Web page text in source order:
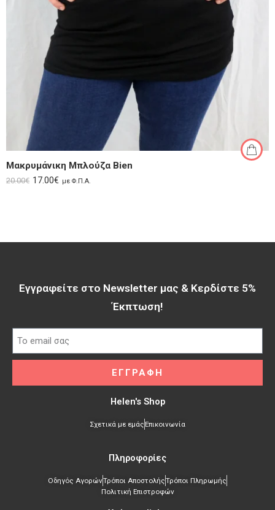
Μακρυμάνικη Μπλούζα Bien
20.00€ 17.00€ με Φ.Π.Α.
Εγγραφείτε στο Newsletter μας & Κερδίστε 5%
Έκπτωση!​
ΕΓΓΡΑΦΗ
Helen's Shop
Σχετικά με εμάς Επικοινωνία
Πληροφορίες
Οδηγός ΑγορώνΤρόποι ΑποστολήςΤρόποι Πληρωμής
Πολιτική Επιστροφών